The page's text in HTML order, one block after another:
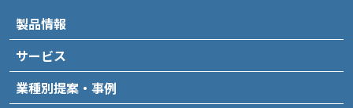
製品情報
サービス
業種別提案・事例